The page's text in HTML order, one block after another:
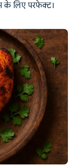
के लिए परफेक्ट।